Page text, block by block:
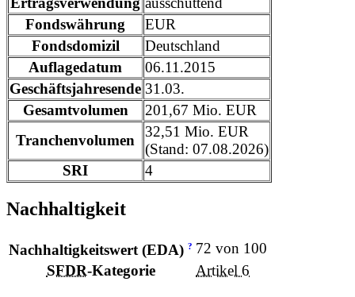
Fondswährung
EUR
Fondsdomizil
Deutschland
Auflagedatum
06.11.2015
Geschäftsjahresende 31.03.
Gesamtvolumen
201,67 Mio. EUR
Tranchenvolumen
32,51 Mio. EUR
(Stand: 07.08.2026)
SRI
4
Nachhaltigkeit
Nachhaltigkeitswert (EDA) ? 72 von 100
SFDR-Kategorie Artikel 6